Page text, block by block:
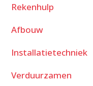
Rekenhulp
Afbouw
Installatietechniek
Verduurzamen